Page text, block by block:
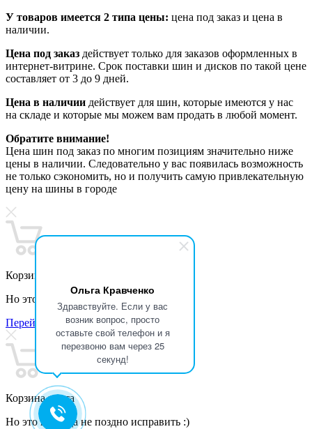
Ольга Кравченко
Здравствуйте. Если у вас
возник вопрос, просто
оставьте свой телефон и я
перезвоню вам через 25
секунд!
У товаров имеется 2 типа цены: цена под заказ и цена в
наличии.
Цена под заказ действует только для заказов оформленных в
интернет-витрине. Срок поставки шин и дисков по такой цене
составляет от 3 до 9 дней.
Цена в наличии действует для шин, которые имеются у нас
на складе и которые мы можем вам продать в любой момент.
Обратите внимание!
Цена шин под заказ по многим позициям значительно ниже
цены в наличии. Следовательно у вас появилась возможность
не только сэкономить, но и получить самую привлекательную
цену на шины в городе
Корзина пуста
Но это никогда не поздно исправить :)
Перейти в каталог >>
Корзина пуста
Но это никогда не поздно исправить :)